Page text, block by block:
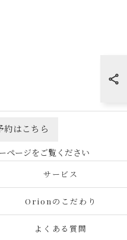
約はこちら
サービス
Orionのこだわり
よくある質問